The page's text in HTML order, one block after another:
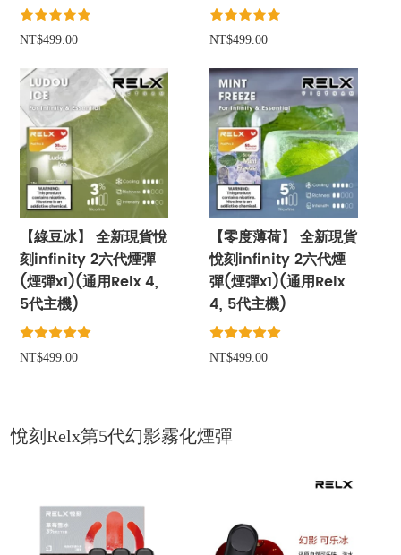
NT$499.00 NT$499.00
【綠豆冰】 全新現貨悅
刻infinity 2六代煙彈
(煙彈x1)(通用Relx 4,
5代主機)
NT$499.00
【零度薄荷】 全新現貨
悅刻infinity 2六代煙
彈(煙彈x1)(通用Relx
4, 5代主機)
NT$499.00
悅刻Relx第5代幻影霧化煙彈